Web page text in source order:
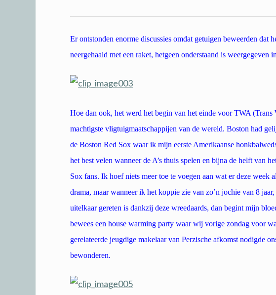
Er ontstonden enorme discussies omdat getuigen beweerden dat
neergehaald met een raket, hetgeen onderstaand is weergegeven
Hoe dan ook, het werd het begin van het einde voor TWA (Trans
machtigste vligtuigmaatschappijen van de wereld. Boston had
de Boston Red Sox waar ik mijn eerste Amerikaanse
het best velen wanneer de A’s thuis spelen en bijna de helft van
Sox fans. Ik hoef niets meer toe te voegen aan wat er deze week
drama, maar wanneer ik het koppie zie van zo’n jochie van 8
uitelkaar gereten is dankzij deze wreedaards, dan begint mijn
bewees een house warming party waar wij vorige zondag voor
gerelateerde jeugdige makelaar van Perzische afkomst nodigde
bewonderen.